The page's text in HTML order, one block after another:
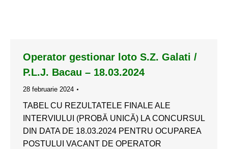
Operator gestionar loto S.Z. Galati /
P.L.J. Bacau – 18.03.2024
28 februarie 2024
TABEL CU REZULTATELE FINALE ALE
INTERVIULUI (PROBĂ UNICĂ) LA CONCURSUL
DIN DATA DE 18.03.2024 PENTRU OCUPAREA
POSTULUI VACANT DE OPERATOR